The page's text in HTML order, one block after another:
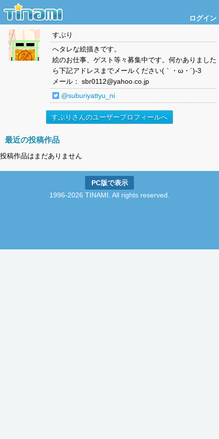
ログイン
すぶり
へタレな絵描きです。
絵のお仕事、ゲスト等々募集中です。何かありました
ら下記アドレスまでメールください(｀・ω・´)-3
メール： sbr0112@yahoo.co.jp
@suburiyattyu_ni
すぶりさんのユーザープロフィールへ
最近の投稿作品
投稿作品はまだありません
PC版で表示
1996-2026 TINAMI. All rights reserved.